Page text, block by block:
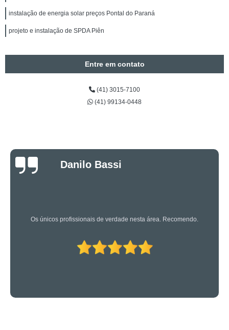
instalação de energia solar preços Pontal do Paraná
projeto e instalação de SPDA Piên
Entre em contato
(41) 3015-7100
(41) 99134-0448
Luciano Rueda
Oliveira
Os caras são bons mesmo! Profissionais de primeira!